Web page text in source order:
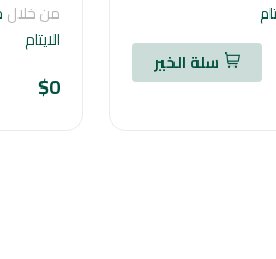
سلة الخير
من خلال
الايتام
$0